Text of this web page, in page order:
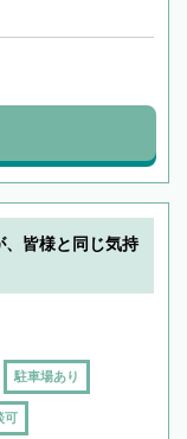
、皆様と同じ気持
駐車場あり
可